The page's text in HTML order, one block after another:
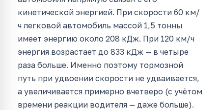
кинетической энергией. При скорости 60 км/
ч легковой автомобиль массой 1,5 тонны
имеет энергию около 208 кДж. При 120 км/ч
энергия возрастает до 833 кДж — в четыре
раза больше. Именно поэтому тормозной
путь при удвоении скорости не удваивается,
а увеличивается примерно вчетверо (с учётом
времени реакции водителя — даже больше).